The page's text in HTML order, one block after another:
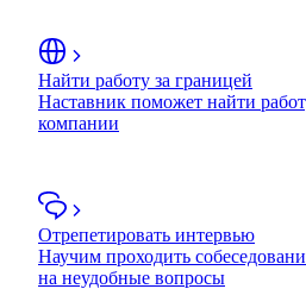
Найти работу за границей
Наставник поможет найти
компании
Отрепетировать интервью
Научим проходить
на неудобные вопросы